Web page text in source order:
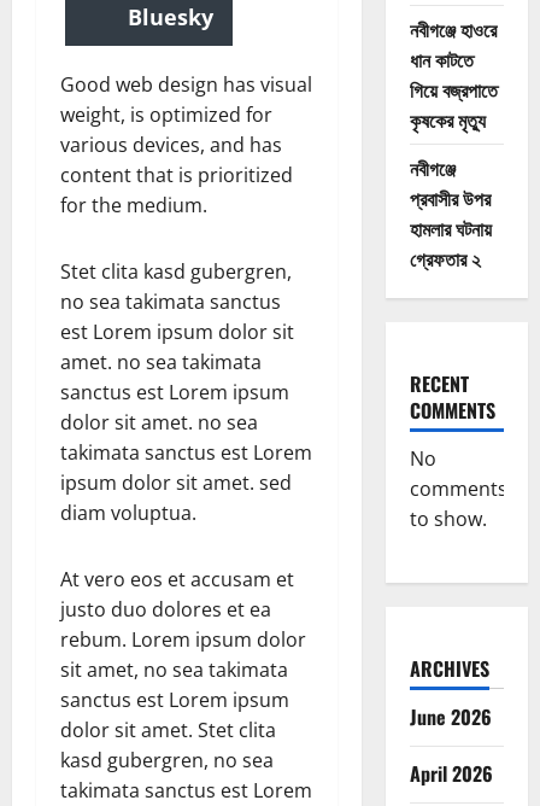
Bluesky
Good web design has visual
weight, is optimized for
various devices, and has
content that is prioritized
for the medium.
Stet clita kasd gubergren,
no sea takimata sanctus
est Lorem ipsum dolor sit
amet. no sea takimata
sanctus est Lorem ipsum
dolor sit amet. no sea
takimata sanctus est Lorem
ipsum dolor sit amet. sed
diam voluptua.
At vero eos et accusam et
justo duo dolores et ea
rebum. Lorem ipsum dolor
sit amet, no sea takimata
sanctus est Lorem ipsum
dolor sit amet. Stet clita
kasd gubergren, no sea
takimata sanctus est Lorem
নবীগঞ্জে হাওরে
ধান কাটতে
গিয়ে বজ্রপাতে
কৃষকের মৃত্যু
নবীগঞ্জে
প্রবাসীর উপর
হামলার ঘটনায়
গ্রেফতার ২
RECENT
COMMENTS
No
comments
to show.
ARCHIVES
June 2026
April 2026